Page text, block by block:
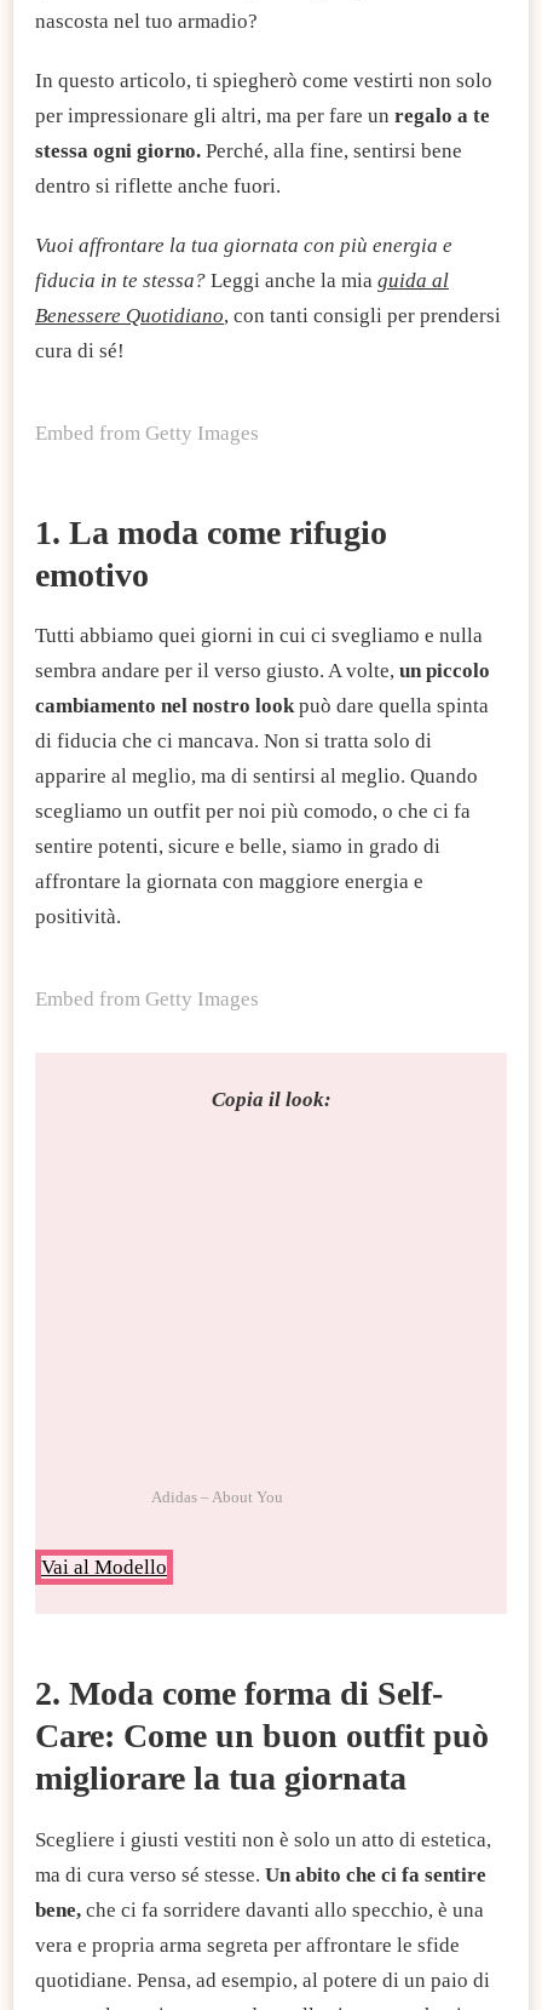
nascosta nel tuo armadio?
In questo articolo, ti spiegherò come vestirti non solo
per impressionare gli altri, ma per fare un regalo a te
stessa ogni giorno. Perché, alla fine, sentirsi bene
dentro si riflette anche fuori.
Vuoi affrontare la tua giornata con più energia e
fiducia in te stessa? Leggi anche la mia guida al
Benessere Quotidiano, con tanti consigli per prendersi
cura di sé!
Embed from Getty Images
1. La moda come rifugio
emotivo
Tutti abbiamo quei giorni in cui ci svegliamo e nulla
sembra andare per il verso giusto. A volte, un piccolo
cambiamento nel nostro lookpuò dare quella spinta
di fiducia che ci mancava. Non si tratta solo di
apparire al meglio, ma di sentirsi al meglio. Quando
scegliamo un outfit per noi più comodo, o che ci fa
sentire potenti, sicure e belle, siamo in grado di
affrontare la giornata con maggiore energia e
positività.
Embed from Getty Images
Copia il look:
Adidas – About You
Vai al Modello
2. Moda come forma di Self-
Care: Come un buon outfit può
migliorare la tua giornata
Scegliere i giusti vestiti non è solo un atto di estetica,
ma di cura verso sé stesse. Un abito che ci fa sentire
bene, che ci fa sorridere davanti allo specchio, è una
vera e propria arma segreta per affrontare le sfide
quotidiane. Pensa, ad esempio, al potere di un paio di